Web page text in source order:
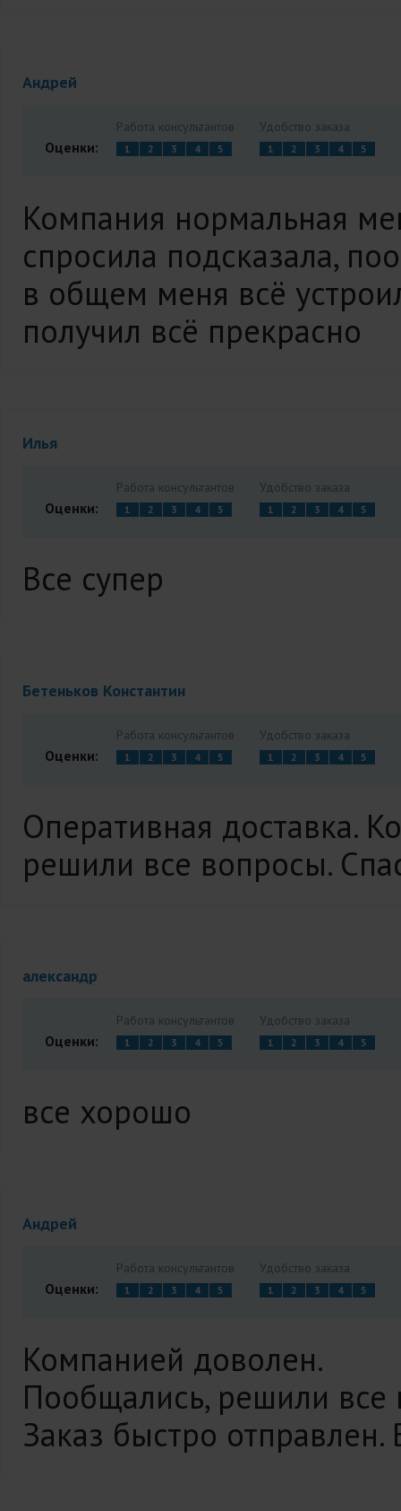
Андрей
Оценки:
Работа консультантов
1 2 3 4 5
Удобство заказа
1 2 3 4 5
Компания нормальная
спросила подсказала,
в общем меня всё
получил всё прекрасно
Илья
Оценки:
Работа консультантов
1 2 3 4 5
Удобство заказа
1 2 3 4 5
Все супер
Бетеньков Константин
Оценки:
Работа консультантов
1 2 3 4 5
Удобство заказа
1 2 3 4 5
Оперативная доставка.
решили все вопросы.
александр
Оценки:
Работа консультантов
1 2 3 4 5
Удобство заказа
1 2 3 4 5
все хорошо
Андрей
Оценки:
Работа консультантов
1 2 3 4 5
Удобство заказа
1 2 3 4 5
Компанией доволен.
Пообщались, решили все
Заказ быстро отправлен.